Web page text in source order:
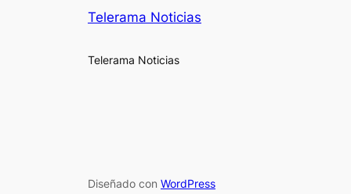
Telerama Noticias
Telerama Noticias
Diseñado con WordPress